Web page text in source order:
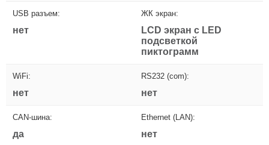
USB разъем:
нет
ЖК экран:
LCD экран с LED
подсветкой
пиктограмм
WiFi:
нет
RS232 (com):
нет
CAN-шина:
да
Ethernet (LAN):
нет